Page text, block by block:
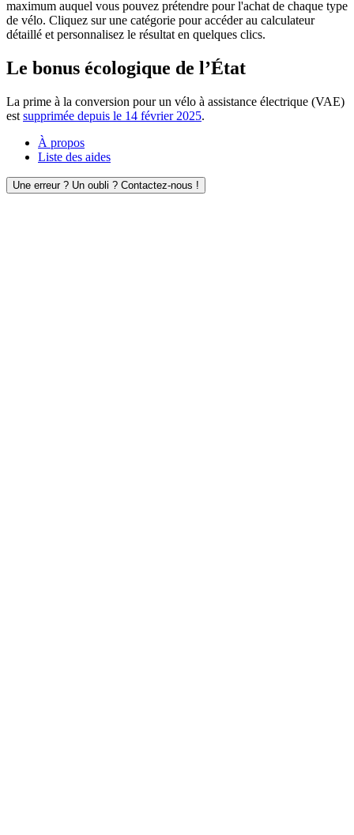
maximum auquel vous pouvez prétendre pour l'achat de chaque type
de vélo. Cliquez sur une catégorie pour accéder au calculateur
détaillé et personnalisez le résultat en quelques clics.
Le bonus écologique de l’État
La prime à la conversion pour un vélo à assistance électrique (VAE)
est supprimée depuis le 14 février 2025.
À propos
Liste des aides
Une erreur ? Un oubli ? Contactez-nous !